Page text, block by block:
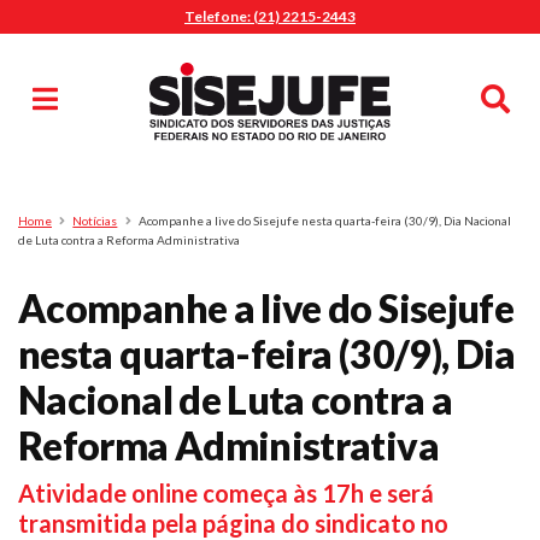
Telefone: (21) 2215-2443
Pesquisa
Home Notícias
Acompanhe a live do Sisejufe nesta quarta-feira (30/9), Dia Nacional
de Luta contra a Reforma Administrativa
Acompanhe a live do Sisejufe
nesta quarta-feira (30/9), Dia
Nacional de Luta contra a
Reforma Administrativa
Atividade online começa às 17h e será
transmitida pela página do sindicato no
MENU
Sindicalize-se
Jurídico
O Sindicato
Agenda
Casa do Alto
Sede Campestre
Nossos Convênios
Gympass Wellhub
Seguro Auto